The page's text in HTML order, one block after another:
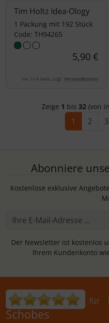
Tim Holtz Idea-Ology
1 Packung mit 192 Stück
Code: TH94265
5,90 €
inkl. 19 % MwSt. zzgl. Versandkosten
Zeige 1 bis 32(von
1 2 3
Abonniere
Kostenlose exklusive
Der Newsletter ist kostenlos
Ihrem Kundenkonto
Bewertungen für
für
Schobes